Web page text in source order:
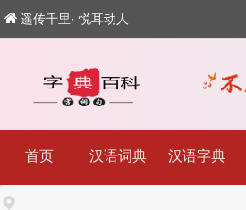
遥传千里· 悦耳动人
首页 汉语词典 汉语字典